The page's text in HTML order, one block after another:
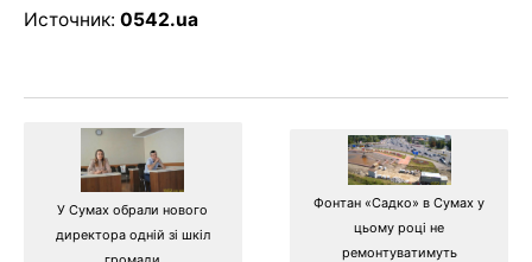
Источник: 0542.ua
У Сумах обрали нового
директора одній зі шкіл
Фонтан «Садко» в Сумах у
цьому році не
ремонтуватимуть